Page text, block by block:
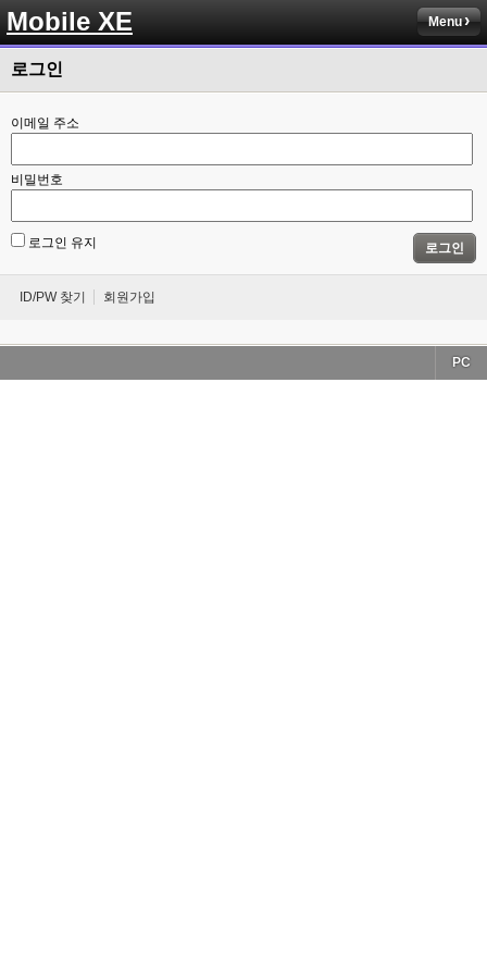
Mobile XE Menu
로그인
이메일 주소
비밀번호
로그인 유지 로그인
ID/PW 찾기 회원가입
PC